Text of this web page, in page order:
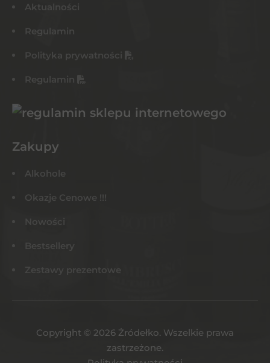
Aktualności
Regulamin
Polityka prywatności
Regulamin
Zakupy
Alkohole
Okazje Cenowe !!!
Nowości
Bestsellery
Zestawy prezentowe
Copyright © 2026 Żródełko. Wszelkie prawa
zastrzeżone.